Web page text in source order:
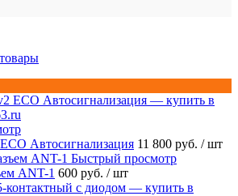
Автосигнализация 11 800 руб. / шт
Быстрый просмотр
ANT-1 600 руб. / шт